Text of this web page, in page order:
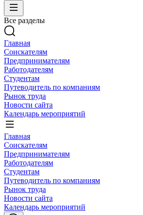
Все разделы
Главная
Соискателям
Предпринимателям
Работодателям
Студентам
Путеводитель по компаниям
Рынок труда
Новости сайта
Календарь мероприятий
Главная
Соискателям
Предпринимателям
Работодателям
Студентам
Путеводитель по компаниям
Рынок труда
Новости сайта
Календарь мероприятий